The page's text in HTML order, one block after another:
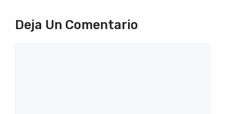
Deja Un Comentario